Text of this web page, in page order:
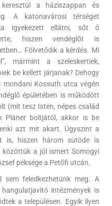
keresztül a háziszappan és
A katonavárosi térséget
igyekezett ellátni, sőt ő
hiszen vendéglőt is
Fölvetődik a kérdés. Mi
mármint a szeleskertiek,
be kellett járjanak? Dehogy
mondani Kossuth utca végén
épületében is működött
(mit tesz Isten, népes család
Pláner boltjától, akkor is be
azt mit akart. Úgyszint a
is, hiszen három sütöde is
a jól ismert Somogyi
péksége a Petőfi utcán.
sem feledkezhetünk meg. A
intézmények is
a településen. Egyik ilyen